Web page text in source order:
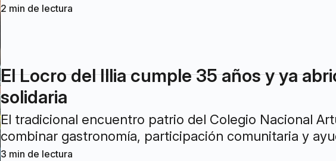
2 min de lectura
El Locro del Illia cumple 35 años y ya
solidaria
El tradicional encuentro patrio del Colegio Nacional
combinar gastronomía, participación comunitaria y
3 min de lectura